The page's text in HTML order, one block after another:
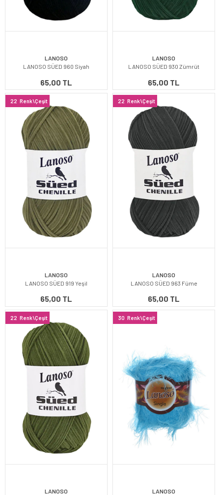
LANOSO
LANOSO SÜED 960 Siyah
65,00 TL
LANOSO
LANOSO SÜED 930 Zümrüt
65,00 TL
22 Renk\Çeşit
LANOSO
LANOSO SÜED 919 Yeşil
65,00 TL
22 Renk\Çeşit
LANOSO
LANOSO SÜED 963 Füme
65,00 TL
22 Renk\Çeşit
LANOSO
30 Renk\Çeşit
LANOSO